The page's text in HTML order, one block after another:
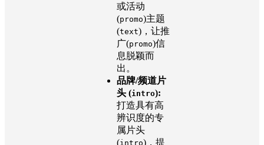
或活动
(promo)主题
(text)，让推
广(promo)信
息脱颖而
出。
品牌/频道片
头 (intro):
打造具有高
辨识度的专
属片头
(intro)，提